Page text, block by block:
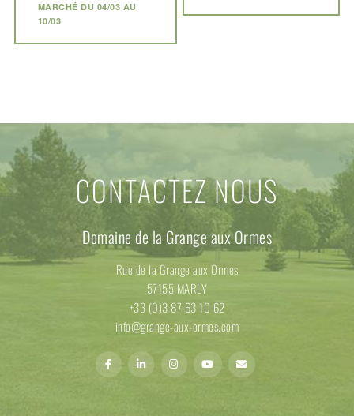
MARCHÉ DU 04/03 AU
10/03
CONTACTEZ NOUS
Domaine de la Grange aux Ormes
Rue de la Grange aux Ormes
57155 MARLY
+33 (0)3 87 63 10 62
info@grange-aux-ormes.com